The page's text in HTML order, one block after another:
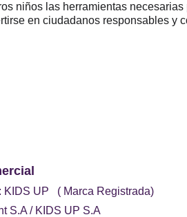
niños las herramientas
en ciudadanos responsables y
KIDS UP   ( Marca Registrada)
S.A / KIDS UP S.A